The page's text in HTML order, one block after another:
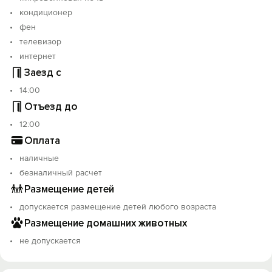
кондиционер
фен
телевизор
интернет
Заезд с
14:00
Отъезд до
12:00
Оплата
наличные
безналичный расчет
Размещение детей
допускается размещение детей любого возраста
Размещение домашних животных
не допускается